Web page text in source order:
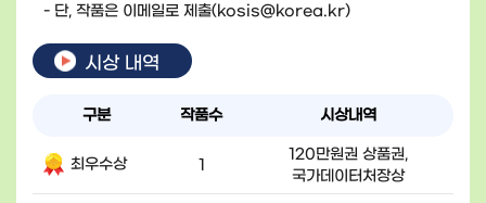
- 단, 작품은 이메일로 제출(kosis@korea.kr)
시상 내역
구분 작품수 시상내역
최우수상 1
120만원권 상품권,
국가데이터처장상